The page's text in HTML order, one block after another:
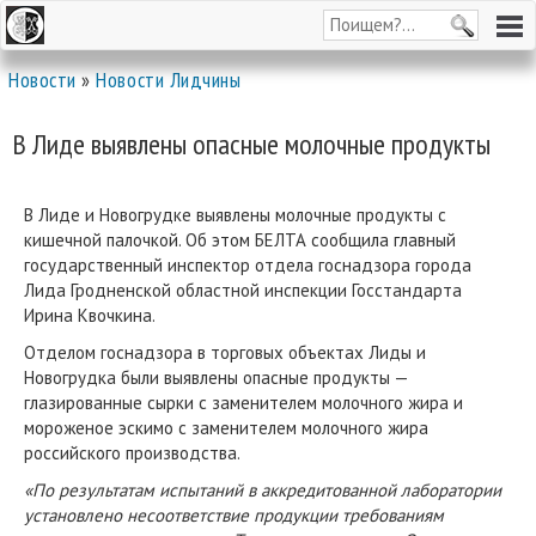
Новости»Новости Лидчины
В Лиде выявлены опасные молочные продукты
В Лиде и Новогрудке выявлены молочные продукты с
кишечной палочкой. Об этом БЕЛТА сообщила главный
государственный инспектор отдела госнадзора города
Лида Гродненской областной инспекции Госстандарта
Ирина Квочкина.
Отделом госнадзора в торговых объектах Лиды и
Новогрудка были выявлены опасные продукты —
глазированные сырки с заменителем молочного жира и
мороженое эскимо с заменителем молочного жира
российского производства.
«По результатам испытаний в аккредитованной лаборатории
установлено несоответствие продукции требованиям